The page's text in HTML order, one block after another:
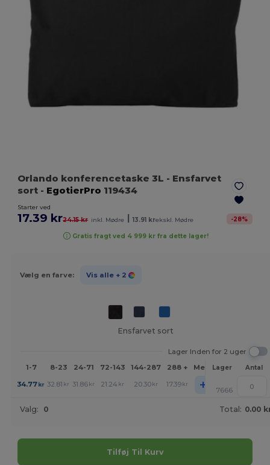
Orlando konferencetaske 3L - Ensfarvet
sort - EgotierPro 119434
Starter ved
17.39 kr24.15 kr inkl. Mødre 13.91 krekskl. Mødre -28%
Gratis fragt ved 4 999 kr fra dette lager!
Vælg en farve: Vis alle + 2
Ensfarvet sort
Lager Inden for 2 uger
1-7
8-23 24-71 72-143 144-287 288 + MereLager Antal
34.77kr 32.81 kr 31.86 kr 21.24 kr 20.30 kr 17.39 kr + 7666
Valg: 0 Total: 0.00
Tilføj Til Kurv